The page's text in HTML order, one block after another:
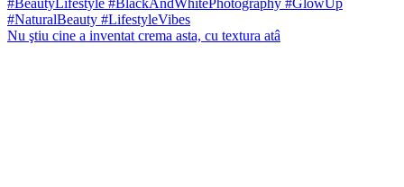
Nu ştiu cine a inventat crema asta, cu textura atâ